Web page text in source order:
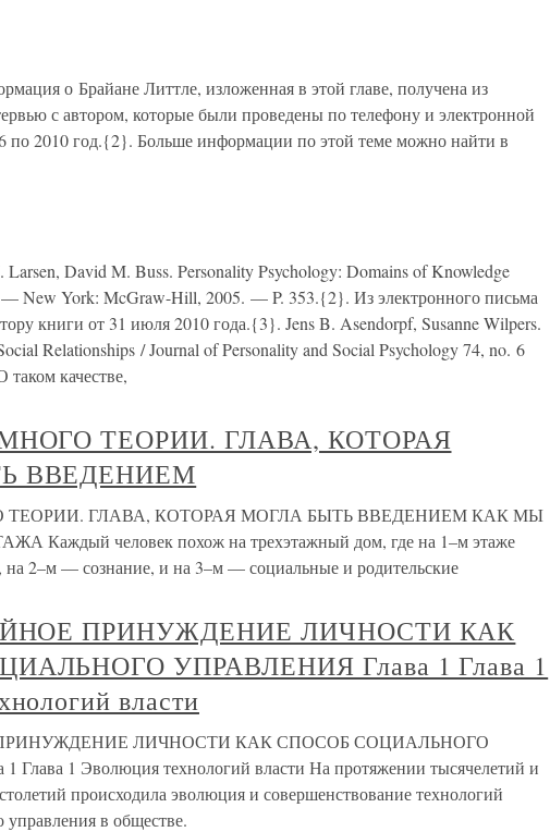
о Брайане Литтле, изложенная в этой главе, получена из
с автором, которые были проведены по телефону и электронной
по 2010 год.{2}. Больше информации по этой теме можно найти в
David M. Buss. Personality Psychology: Domains of Knowledge
New York: McGraw-Hill, 2005. — P. 353.{2}. Из электронного письма
книги от 31 июля 2010 года.{3}. Jens B. Asendorpf, Susanne Wilpers.
Relationships / Journal of Personality and Social Psychology 74, no. 6
качестве,
ТЕОРИИ. ГЛАВА, КОТОРАЯ
ВВЕДЕНИЕМ
ТЕОРИИ. ГЛАВА, КОТОРАЯ МОГЛА БЫТЬ ВВЕДЕНИЕМ КАК МЫ
Каждый человек похож на трехэтажный дом, где на 1–м этаже
на 2–м — сознание, и на 3–м — социальные и родительские
ПРИНУЖДЕНИЕ ЛИЧНОСТИ КАК
УПРАВЛЕНИЯ Глава 1 Глава 1
власти
ЛИЧНОСТИ КАК СПОСОБ СОЦИАЛЬНОГО
1 Эволюция технологий власти На протяжении тысячелетий и
происходила эволюция и совершенствование технологий
управления в обществе.